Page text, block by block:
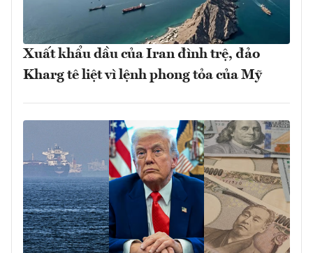
Xuất khẩu dầu của Iran đình trệ, đảo
Kharg tê liệt vì lệnh phong tỏa của Mỹ